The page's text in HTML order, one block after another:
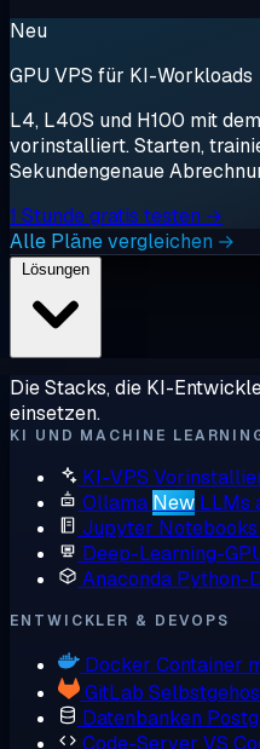
Neu
GPU VPS für KI-Workloads
L4, L40S und H100 mit
vorinstalliert. Starten,
Sekundengenaue
1 Stunde gratis testen →
Alle Pläne vergleichen →
Die Stacks, die KI-
einsetzen.
KI UND MACHINE
KI-VPS
Ollama New LLMs
Jupyter Notebooks
Deep-Learning-
Anaconda Python-
ENTWICKLER & DEVOPS
Docker Container
GitLab
Datenbanken
Code-Server VS